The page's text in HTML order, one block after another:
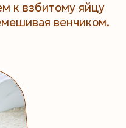
к взбитому яйцу
венчиком.